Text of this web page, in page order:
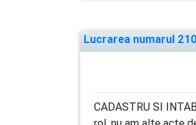
Lucrarea numarul
CADASTRU SI